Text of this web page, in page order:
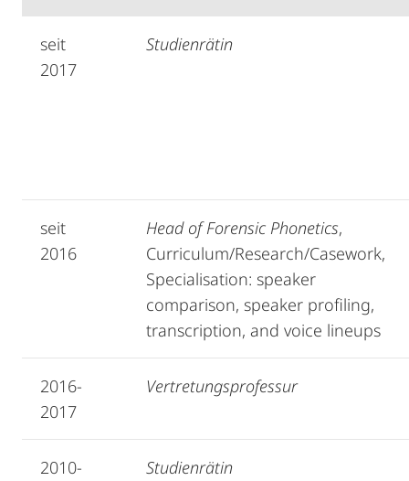
seit
2017
Studienrätin
seit
2016
Head of Forensic Phonetics,
Curriculum/Research/Casework,
Specialisation: speaker
comparison, speaker profiling,
transcription, and voice lineups
2016-
2017
Vertretungsprofessur
2010-
Studienrätin